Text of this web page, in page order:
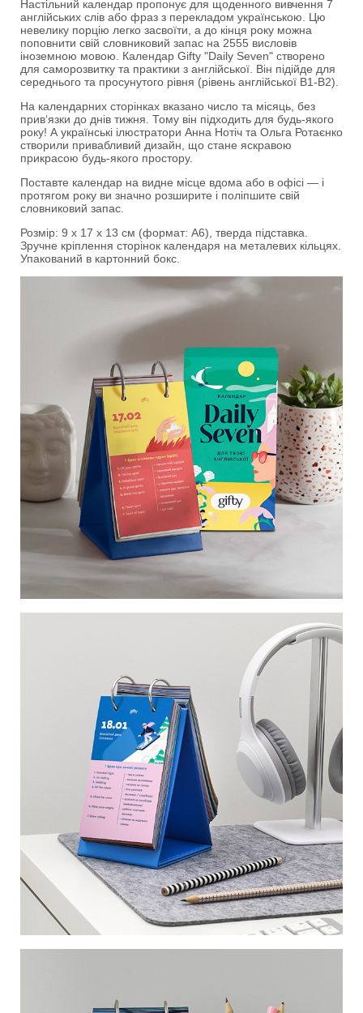
Настільний календар пропонує для щоденного вивчення 7
англійських слів або фраз з перекладом українською. Цю
невелику порцію легко засвоїти, а до кінця року можна
поповнити свій словниковий запас на 2555 висловів
іноземною мовою. Календар Gifty "Daily Seven" створено
для саморозвитку та практики з англійської. Він підійде для
середнього та просунутого рівня (рівень англійської B1-B2).
На календарних сторінках вказано число та місяць, без
прив‘язки до днів тижня. Тому він підходить для будь-якого
року! А українські ілюстратори Анна Нотіч та Ольга Ротаєнко
створили привабливий дизайн, що стане яскравою
прикрасою будь-якого простору.
Поставте календар на видне місце вдома або в офісі — і
протягом року ви значно розширите і поліпшите свій
словниковий запас.
Розмір: 9 х 17 х 13 см (формат: А6), тверда підставка.
Зручне кріплення сторінок календаря на металевих кільцях.
Упакований в картонний бокс.